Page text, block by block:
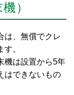
）
は、無償でクレ
。
機は設置から5年
はできないもの